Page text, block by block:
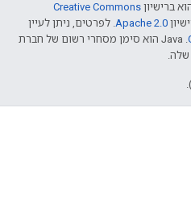
ברישיון Creative Commons
Apache 2.0. לפרטים, ניתן לעיין
.‏ Java הוא סימן מסחרי רשום של חברת